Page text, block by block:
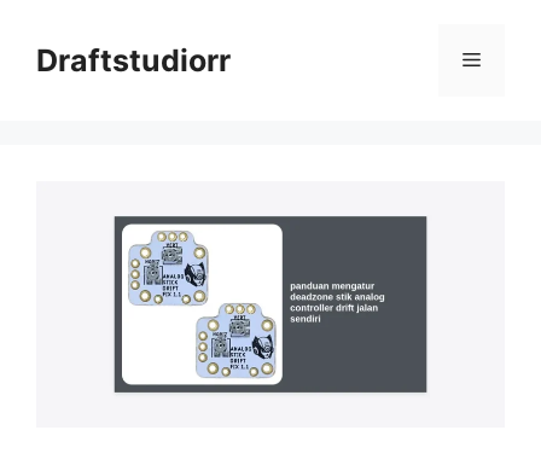
contentDraftstudiorr Menu